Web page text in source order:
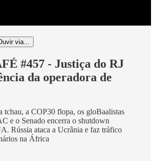
via...
#457 - Justiça do RJ
da operadora de
tchau, a COP30 flopa, os gloBaalistas
e o Senado encerra o shutdown
Rússia ataca a Ucrânia e faz tráfico
na África